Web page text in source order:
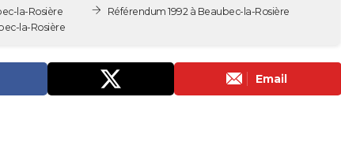
la-Rosière
la-Rosière
Référendum 1992 à Beaubec-la-Rosière
Email